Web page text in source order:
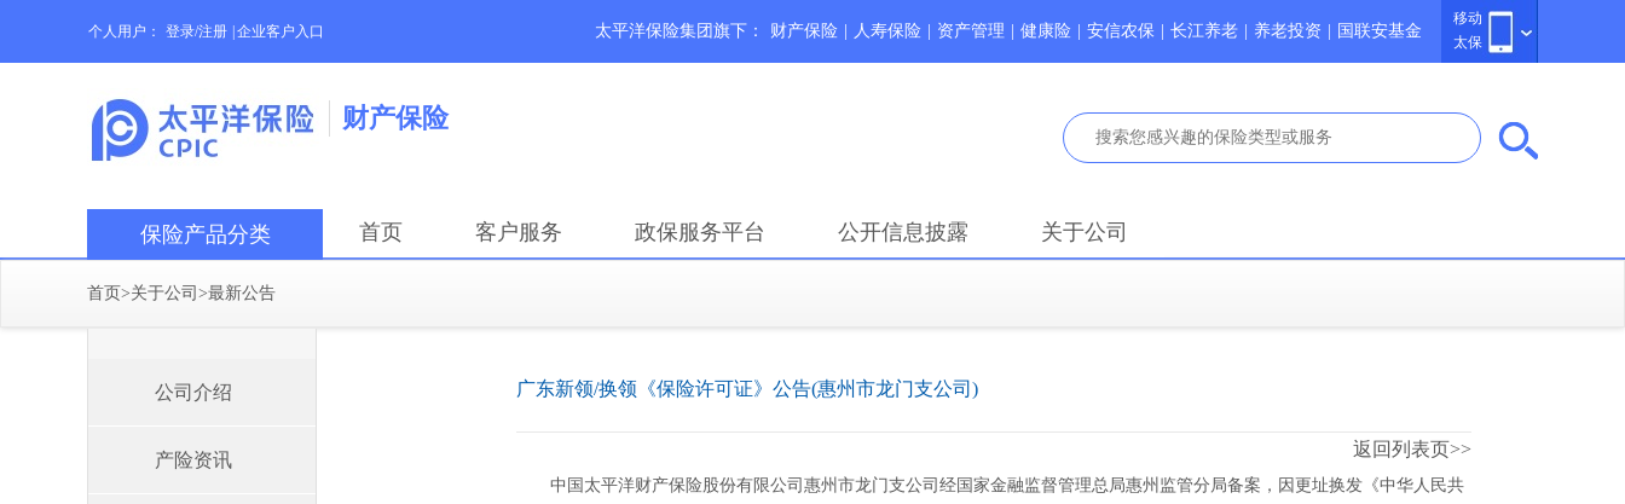
个人用户： 登录/注册 企业客户入口
移动
太保
太平洋保险集团旗下： 财产保险 人寿保险 资产管理 健康险 安信农保 长江养老 养老投资 国联安基金
财产保险
保险产品分类 首页 客户服务 政保服务平台 公开信息披露 关于公司
首页>关于公司 >最新公告
公司介绍
产险资讯
广东新领/换领《保险许可证》公告(惠州市龙门支公司)
返回列表页>>
中国太平洋财产保险股份有限公司惠州市龙门支公司经国家金融监督管理总局惠州监管分局备案，因更址换发《中华人民共